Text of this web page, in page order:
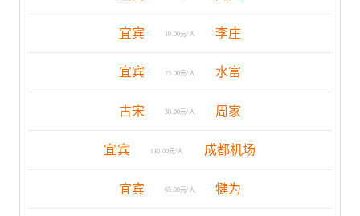
宜宾 10.00元/人 李庄
宜宾 25.00元/人 水富
古宋 30.00元/人 周家
宜宾 130.00元/人 成都机场
宜宾 65.00元/人 犍为